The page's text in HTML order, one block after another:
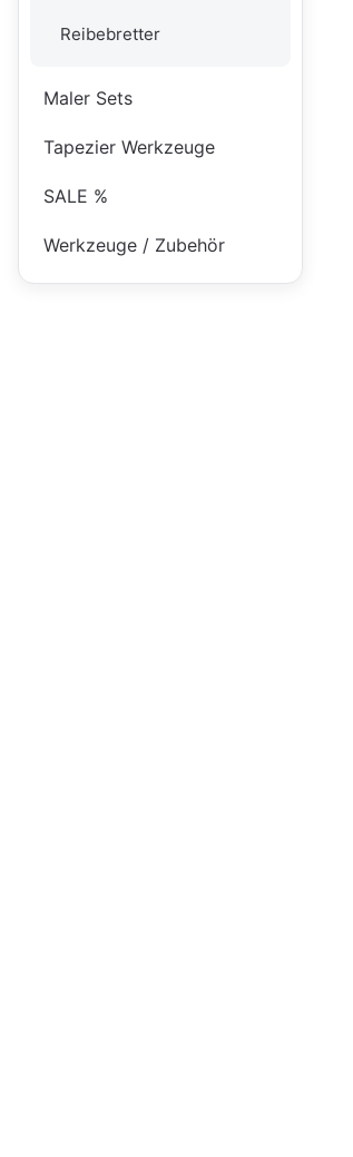
Reibebretter
Maler Sets
Tapezier Werkzeuge
SALE %
Werkzeuge / Zubehör